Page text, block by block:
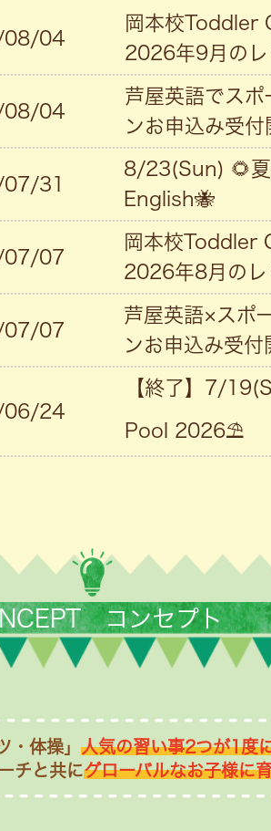
08/04
岡本校Toddler
2026年9月のレ
08/04
芦屋英語でス
ンお申込み受付
31
8/23(Sun) 🌻夏
English🐝
07
岡本校Toddler
2026年8月のレ
07
芦屋英語×スポ
ンお申込み受付
06/24
【終了】7/
Pool 2026⛱
コンセプト
・体操」 人気の習い事2つが1度
チと共にグローバルなお子様に